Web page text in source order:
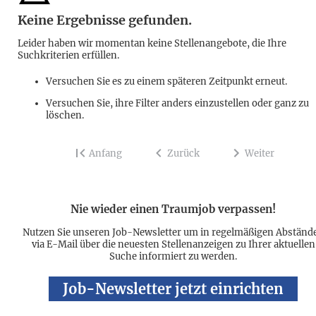
Keine Ergebnisse gefunden.
Leider haben wir momentan keine Stellenangebote, die Ihre
Suchkriterien erfüllen.
Versuchen Sie es zu einem späteren Zeitpunkt erneut.
Versuchen Sie, ihre Filter anders einzustellen oder ganz zu
löschen.
Anfang Zurück Weiter
Nie wieder einen Traumjob verpassen!
Nutzen Sie unseren Job-Newsletter um in regelmäßigen
via E-Mail über die neuesten Stellenanzeigen zu Ihrer aktuellen
Suche informiert zu werden.
Job-Newsletter jetzt einrichten